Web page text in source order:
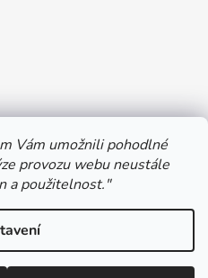
Vám umožnili pohodlné
provozu webu neustále
a použitelnost."
JE CENA BEZ DPH
zvolíte platbu "PLATBA
NEPLAŤTE prosím za zboží
tužek
Shoptet